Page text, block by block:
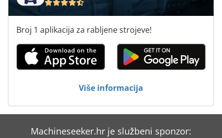
Sustav Za Hranjenje
Broj 1 aplikacija za rabljene strojeve!
Više informacija
Machineseeker.hr je službeni sponzor: